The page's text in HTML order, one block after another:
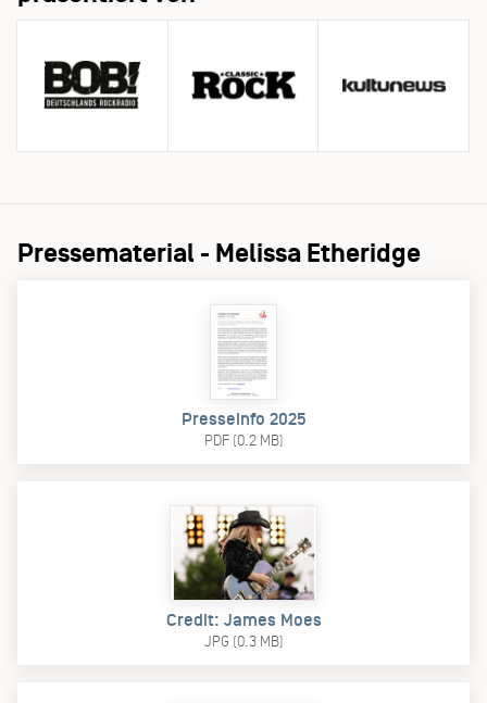
Pressematerial - Melissa Etheridge
Presseinfo 2025
PDF (0.2 MB)
Credit: James Moes
JPG (0.3 MB)